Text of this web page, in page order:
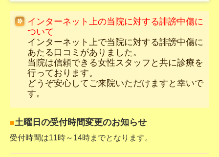
インターネット上の当院に対する誹謗中傷に
ついて
インターネット上で当院に対する誹謗中傷に
あたる口コミがありました。
当院は信頼できる女性スタッフと共に診療を
行っております。
どうぞ安心してご来院いただけますと幸いで
す。
■土曜日の受付時間変更のお知らせ
受付時間は11時～14時までとなります。